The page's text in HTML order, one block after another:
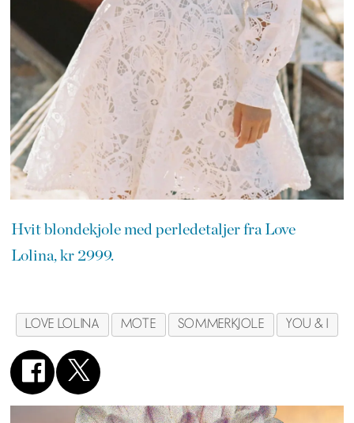
Hvit blondekjole med perledetaljer fra Love
Lolina, kr 2999.
LOVE LOLINA MOTE SOMMERKJOLE YOU & I